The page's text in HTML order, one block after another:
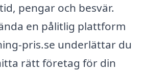
pengar och besvär.
en pålitlig plattform
pris.se underlättar du
rätt företag för din